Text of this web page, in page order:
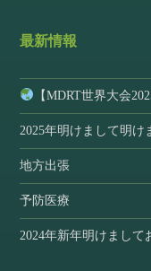
最新情報
【MDRT世界大会
2025年明けまして明け
地方出張
予防医療
2024年新年明けまして